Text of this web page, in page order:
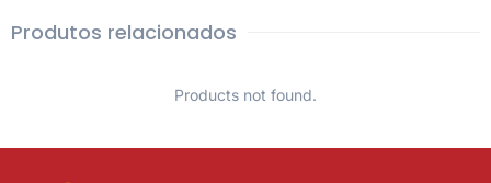
Produtos relacionados
Products not found.